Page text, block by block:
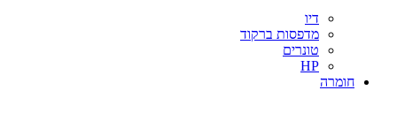
דיו
מדפסות ברקוד
טונרים
HP
חומרה